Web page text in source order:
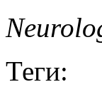
Теги: